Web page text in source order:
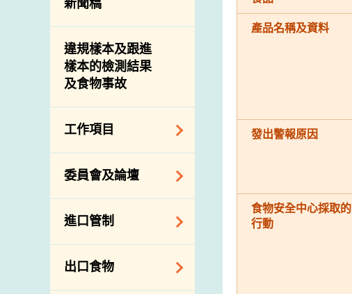
介紹短片
新聞稿
違規樣本及跟進
樣本的檢測結果
及食物事故
工作項目
降低膳食中的鈉和
糖
食物安全重點控制
系統
基因改造食物
委員會及論壇
食物安全專家委員
會
消費者聯繫小組
進口管制
食物進口商和食物
分銷商登記制度
出口食物
產品名稱及資料
發出警報原因
食物安全中心採取的
行動